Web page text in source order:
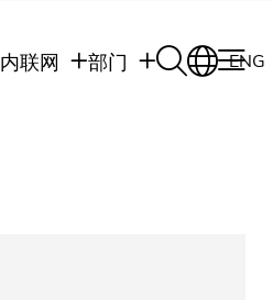
内联网 部门 ENG